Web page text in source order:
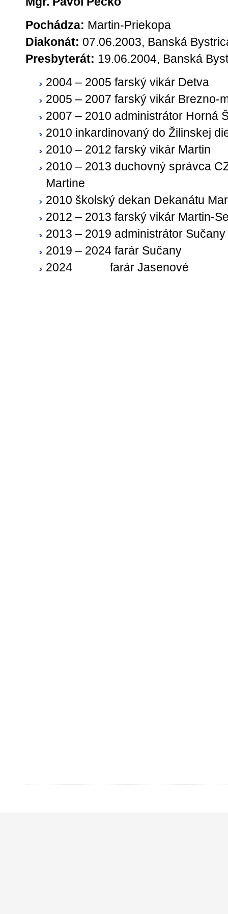
Pochádza: Martin-Priekopa
Diakonát: 07.06.2003, Banská
Presbyterát: 19.06.2004, Banská
2004 – 2005 farský vikár Detva
2005 – 2007 farský vikár Brezno-
2007 – 2010 administrátor Horná
2010 inkardinovaný do Žilinskej
2010 – 2012 farský vikár Martin
2010 – 2013 duchovný správca
Martine
2010 školský dekan Dekanátu
2012 – 2013 farský vikár Martin-
2013 – 2019 administrátor Sučany
2019 – 2024 farár Sučany
2024
farár Jasenové